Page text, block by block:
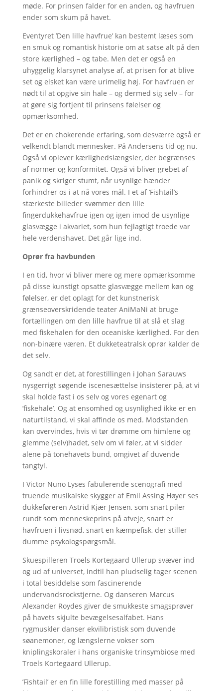
møde. For prinsen falder for en anden, og havfruen
ender som skum på havet.
Eventyret ’Den lille havfrue’ kan bestemt læses som
en smuk og romantisk historie om at satse alt på den
store kærlighed – og tabe. Men det er også en
uhyggelig klarsynet analyse af, at prisen for at blive
set og elsket kan være urimelig høj. For havfruen er
nødt til at opgive sin hale – og dermed sig selv – for
at gøre sig fortjent til prinsens følelser og
opmærksomhed.
Det er en chokerende erfaring, som desværre også er
velkendt blandt mennesker. På Andersens tid og nu.
Også vi oplever kærlighedslængsler, der begrænses
af normer og konformitet. Også vi bliver grebet af
panik og skriger stumt, når usynlige hænder
forhindrer os i at nå vores mål. I et af ’Fishtail’s
stærkeste billeder svømmer den lille
fingerdukkehavfrue igen og igen imod de usynlige
glasvægge i akvariet, som hun fejlagtigt troede var
hele verdenshavet. Det går lige ind.
Oprør fra havbunden
I en tid, hvor vi bliver mere og mere opmærksomme
på disse kunstigt opsatte glasvægge mellem køn og
følelser, er det oplagt for det kunstnerisk
grænseoverskridende teater AniMaNi at bruge
fortællingen om den lille havfrue til at slå et slag
med fiskehalen for den oceaniske kærlighed. For den
non-binære væren. Et dukketeatralsk oprør kalder de
det selv.
Og sandt er det, at forestillingen i Johan Sarauws
nysgerrigt søgende iscenesættelse insisterer på, at vi
skal holde fast i os selv og vores egenart og
’fiskehale’. Og at ensomhed og usynlighed ikke er en
naturtilstand, vi skal affinde os med. Modstanden
kan overvindes, hvis vi tør drømme om himlene og
glemme (selv)hadet, selv om vi føler, at vi sidder
alene på tonehavets bund, omgivet af duvende
tangtyl.
I Victor Nuno Lyses fabulerende scenografi med
truende musikalske skygger af Emil Assing Høyer ses
dukkeføreren Astrid Kjær Jensen, som snart piler
rundt som menneskeprins på afveje, snart er
havfruen i livsnød, snart en kæmpefisk, der stiller
dumme psykologspørgsmål.
Skuespilleren Troels Kortegaard Ullerup svæver ind
og ud af universet, indtil han pludselig tager scenen
i total besiddelse som fascinerende
undervandsrockstjerne. Og danseren Marcus
Alexander Roydes giver de smukkeste smagsprøver
på havets skjulte bevægelsesalfabet. Hans
rygmuskler danser ekvilibristisk som duvende
søanemoner, og længslerne vokser som
kniplingskoraler i hans organiske trinsymbiose med
Troels Kortegaard Ullerup.
’Fishtail’ er en fin lille forestilling med masser på